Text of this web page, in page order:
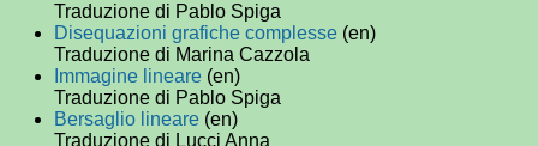
Traduzione di Pablo Spiga
Disequazioni grafiche complesse (en)
Traduzione di Marina Cazzola
Immagine lineare (en)
Traduzione di Pablo Spiga
Bersaglio lineare (en)
Traduzione di Lucci Anna